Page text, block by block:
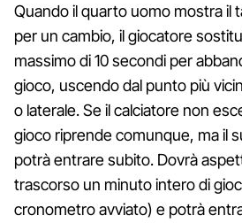
Quando il quarto uomo mostra il
per un cambio, il giocatore
massimo di 10 secondi per
gioco, uscendo dal punto più
o laterale. Se il calciatore non
gioco riprende comunque, ma il
potrà entrare subito. Dovrà
trascorso un minuto intero di
cronometro avviato) e potrà